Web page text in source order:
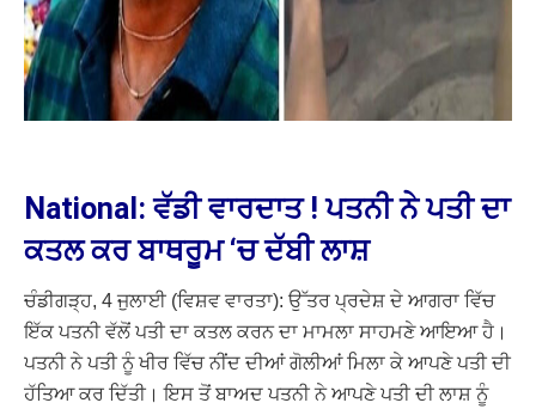
National: ਵੱਡੀ ਵਾਰਦਾਤ ! ਪਤਨੀ ਨੇ ਪਤੀ ਦਾ
ਕਤਲ ਕਰ ਬਾਥਰੂਮ ‘ਚ ਦੱਬੀ ਲਾਸ਼
ਚੰਡੀਗੜ੍ਹ, 4 ਜੁਲਾਈ (ਵਿਸ਼ਵ ਵਾਰਤਾ): ਉੱਤਰ ਪ੍ਰਦੇਸ਼ ਦੇ ਆਗਰਾ ਵਿੱਚ
ਇੱਕ ਪਤਨੀ ਵੱਲੋਂ ਪਤੀ ਦਾ ਕਤਲ ਕਰਨ ਦਾ ਮਾਮਲਾ ਸਾਹਮਣੇ ਆਇਆ ਹੈ।
ਪਤਨੀ ਨੇ ਪਤੀ ਨੂੰ ਖੀਰ ਵਿੱਚ ਨੀਂਦ ਦੀਆਂ ਗੋਲੀਆਂ ਮਿਲਾ ਕੇ ਆਪਣੇ ਪਤੀ ਦੀ
ਹੱਤਿਆ ਕਰ ਦਿੱਤੀ। ਇਸ ਤੋਂ ਬਾਅਦ ਪਤਨੀ ਨੇ ਆਪਣੇ ਪਤੀ ਦੀ ਲਾਸ਼ ਨੂੰ